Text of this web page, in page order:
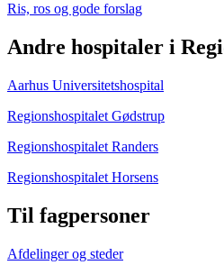
Ris, ros og gode forslag
Andre hospitaler i
Aarhus Universitetshospital
Regionshospitalet Gødstrup
Regionshospitalet Randers
Regionshospitalet Horsens
Til fagpersoner
Afdelinger og steder